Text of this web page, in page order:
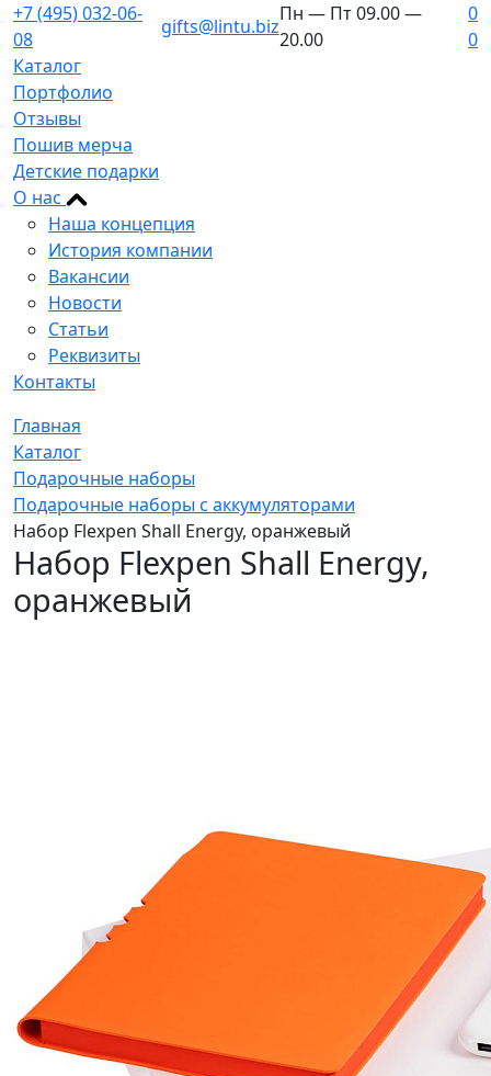
+7 (495) 032-06-
08
gifts@lintu.biz
Пн — Пт 09.00 —
20.00
0
0
Каталог
Портфолио
Отзывы
Пошив мерча
Детские подарки
О нас
Наша концепция
История компании
Вакансии
Новости
Статьи
Реквизиты
Контакты
Главная
Каталог
Подарочные наборы
Подарочные наборы с аккумуляторами
Набор Flexpen Shall Energy, оранжевый
Набор Flexpen Shall Energy,
оранжевый